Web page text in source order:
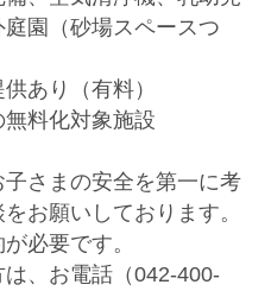
園（砂場スペースつ
あり（有料）
料化対象施設
さまの安全を第一に考
お願いしております。
必要です。
、お電話（042-400-